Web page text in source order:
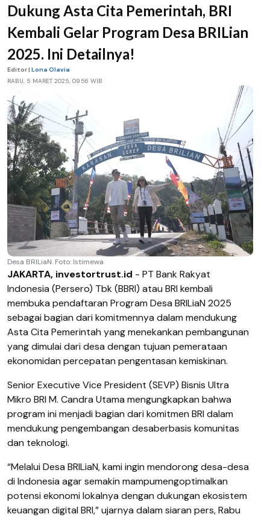
Dukung Asta Cita Pemerintah, BRI
Kembali Gelar Program Desa BRILian
2025. Ini Detailnya!
Editor | Lona Olavia
RABU, 5 MARET 2025, 09.56 WIB
Desa BRILiaN. Foto: Istimewa
JAKARTA, investortrust.id - PT Bank Rakyat
Indonesia (Persero) Tbk(BBRI) atau BRI kembali
membuka pendaftaran Program Desa BRILiaN 2025
sebagai bagian dari komitmennya dalam mendukung
Asta Cita Pemerintah yangmenekankan pembangunan
yangdimulai dari desa dengan tujuan pemerataan
ekonomidan percepatan pengentasan kemiskinan.
Senior Executive Vice President (SEVP) Bisnis Ultra
Mikro BRI M. Candra Utama mengungkapkan bahwa
program ini menjadi bagian dari komitmen BRI dalam
mendukungpengembangan desaberbasis komunitas
dan teknologi.
“Melalui Desa BRILiaN, kami ingin mendorongdesa-desa
di Indonesia agarsemakin mampumengoptimalkan
potensi ekonomi lokalnya dengan dukungan ekosistem
keuangan digital BRI,”ujarnya dalam siaran pers, Rabu